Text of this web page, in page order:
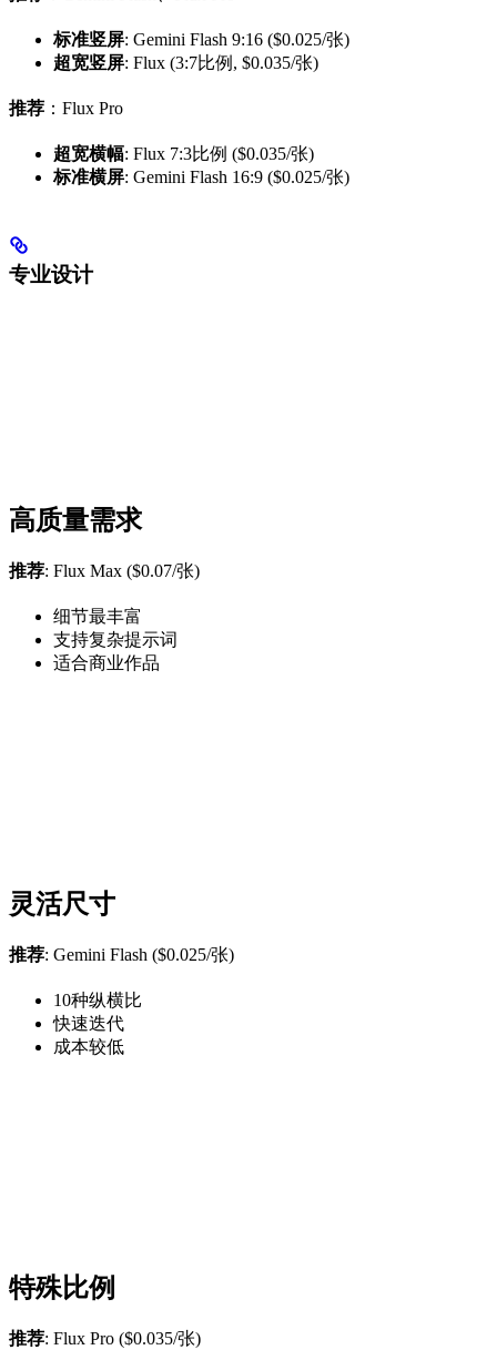
标准竖屏: Gemini Flash 9:16 ($0.025/张)
超宽竖屏: Flux (3:7比例, $0.035/张)
推荐 ：Flux Pro
超宽横幅: Flux 7:3比例 ($0.035/张)
标准横屏: Gemini Flash 16:9 ($0.025/张)
专业设计
高质量需求
推荐: Flux Max ($0.07/张)
细节最丰富
支持复杂提示词
适合商业作品
灵活尺寸
推荐: Gemini Flash ($0.025/张)
10种纵横比
快速迭代
成本较低
特殊比例
推荐: Flux Pro ($0.035/张)